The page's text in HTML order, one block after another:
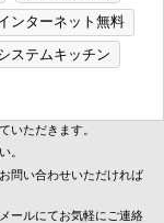
ンターネット無料
ステムキッチン
いただきます。
。
問い合わせいただければ
ールにてお気軽にご連絡